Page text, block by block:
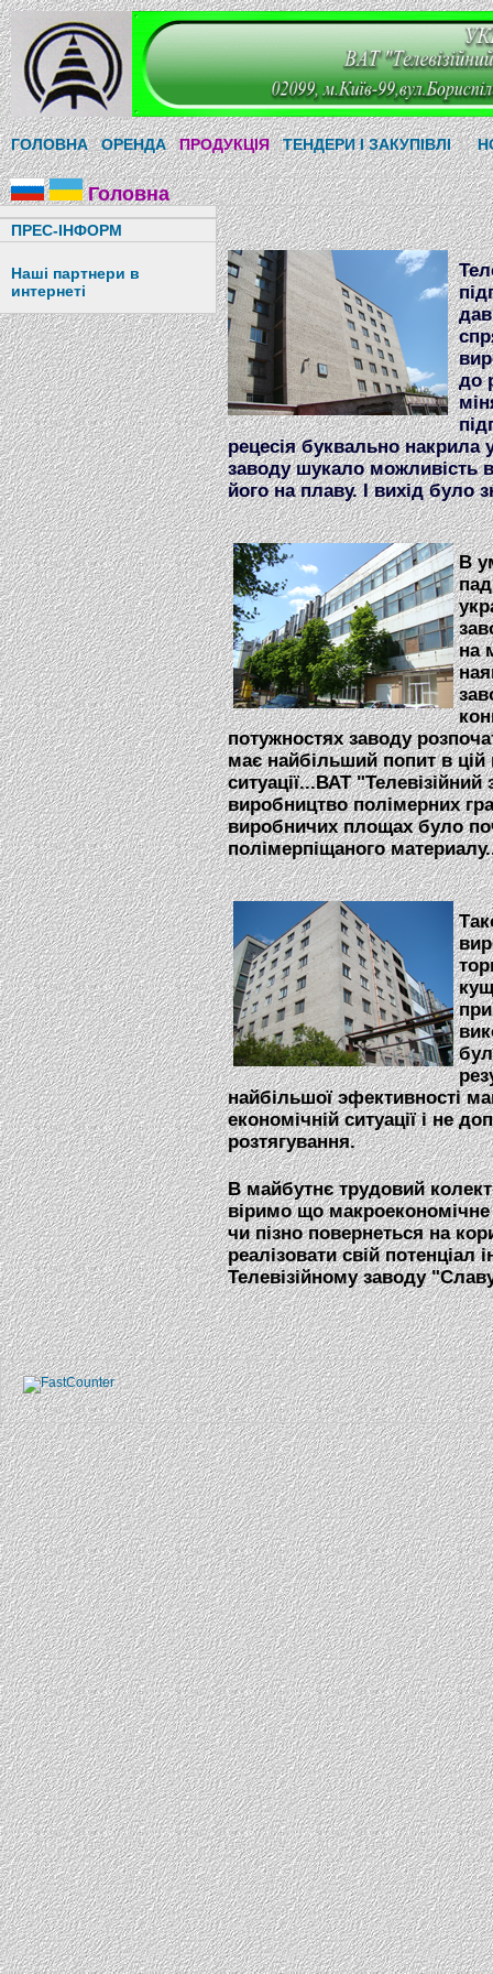
ГОЛОВНА |ОРЕНДА |ПРОДУКЦІЯ |ТЕНДЕРИ І ЗАКУПІВЛІ ||
Головна
ПРЕС-ІНФОРМ
Наші партнери в
интернеті
до
рецесія буквально накрила
заводу шукало можливість
його на плаву. І вихід було
В
на
потужностях заводу
має найбільший попит в цій
ситуації...ВАТ
виробництво полімерних
виробничих площах було
полімерпіщаного
найбільшої эфективності
економічній ситуації і не
розтягування.
В майбутнє трудовий
віримо що
чи пізно повернеться на
реалізовати свiй потенціал
Телевізійному заводу